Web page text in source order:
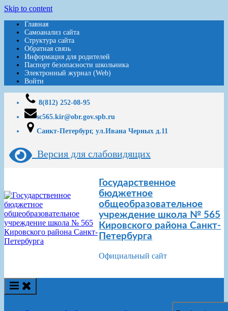
Skip to content
Главная
Самоанализ сайта
Структура сайта
Обратная связь
Информация для родителей
Паспорт безопасности школьника
Электронный журнал (Web)
Войти
8(812) 252-08-95
sc565.kir@obr.gov.spb.ru
Санкт-Петербург, ул.Ивана Черных д.11
Версия для слабовидящих
Государственное
бюджетное
общеобразовательное
учреждение школа № 565
Кировского района Санкт-
Петербурга
Официальный сайт